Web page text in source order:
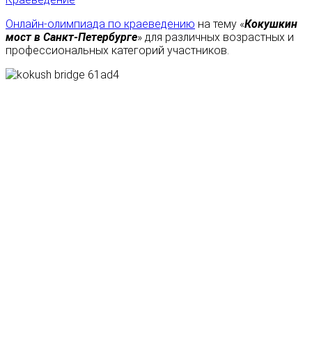
Онлайн-олимпиада по краеведению на тему «Кокушкин
мост в Санкт-Петербурге» для различных возрастных и
профессиональных категорий участников.